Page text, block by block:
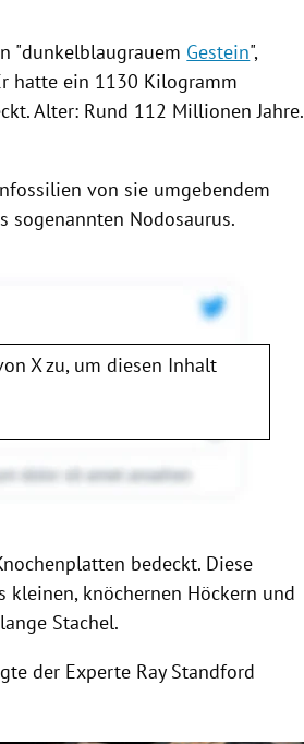
"dunkelblaugrauem Gestein",
hatte ein 1130 Kilogramm
Alter: Rund 112 Millionen Jahre.
von sie umgebendem
sogenannten Nodosaurus.
Xzu, um diesen Inhalt
bedeckt. Diese
kleinen, knöchernen Höckern und
Stachel.
der Experte Ray Standford